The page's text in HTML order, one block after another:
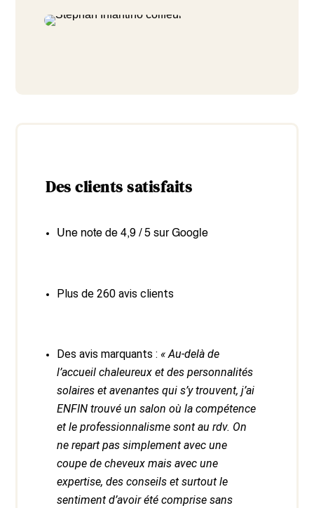
Des clients satisfaits
Une note de 4,9 / 5 sur Google
Plus de 260 avis clients
Des avis marquants : « Au-delà de
l’accueil chaleureux et des personnalités
solaires et avenantes qui s’y trouvent, j’ai
ENFIN trouvé un salon où la compétence
et le professionnalisme sont au rdv. On
ne repart pas simplement avec une
coupe de cheveux mais avec une
expertise, des conseils et surtout le
sentiment d’avoir été comprise sans